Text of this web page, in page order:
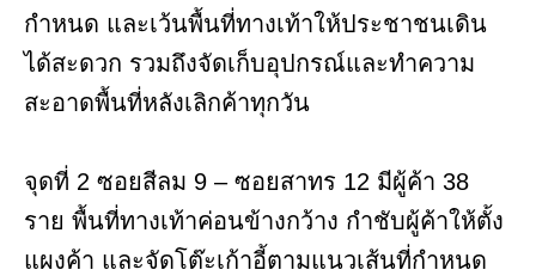
กำหนด และเว้นพื้นที่ทางเท้าให้ประชาชนเดิน
ได้สะดวก รวมถึงจัดเก็บอุปกรณ์และทำความ
สะอาดพื้นที่หลังเลิกค้าทุกวัน
จุดที่ 2 ซอยสีลม 9 – ซอยสาทร 12 มีผู้ค้า 38
ราย พื้นที่ทางเท้าค่อนข้างกว้าง กำชับผู้ค้าให้ตั้ง
แผงค้า และจัดโต๊ะเก้าอี้ตามแนวเส้นที่กำหนด